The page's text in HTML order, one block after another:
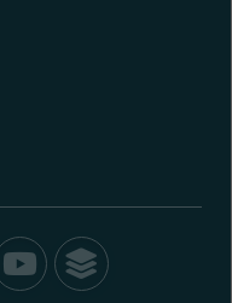
Youtube